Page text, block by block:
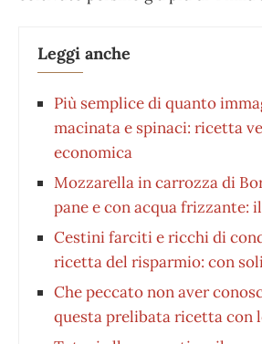
Leggi anche
Più semplice di quanto
macinata e spinaci: ricetta
economica
Mozzarella in carrozza di
pane e con acqua frizzante:
Cestini farciti e ricchi di
ricetta del risparmio: con
Che peccato non aver
questa prelibata ricetta con